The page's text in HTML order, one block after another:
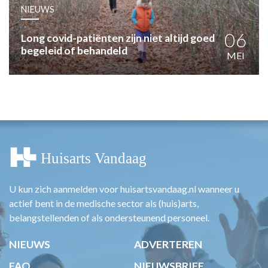
PRAKTIJKZAKEN
TARIEVEN
VPHUISARTSEN
MEDISCHE VAKHANDEL
NIEUWS
Long covid-patiënten zijn niet altijd goed
begeleid of behandeld
06
MEI
U kun zich aanmelden voor huisartsvandaag.nl wanneer u
actief bent in de medische sector als (huis)arts,
belangstellenden of als ondersteunend personeel.
NIEUWS
ADVERTEREN